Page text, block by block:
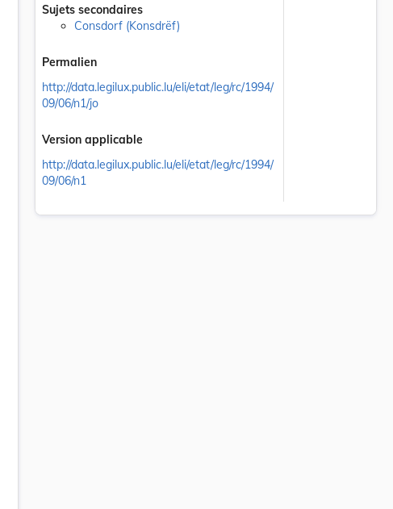
Sujets secondaires
Consdorf (Konsdrëf)
Permalien
http://data.legilux.public.lu/eli/etat/leg/rc/1994/
09/06/n1/jo
Version applicable
http://data.legilux.public.lu/eli/etat/leg/rc/1994/
09/06/n1